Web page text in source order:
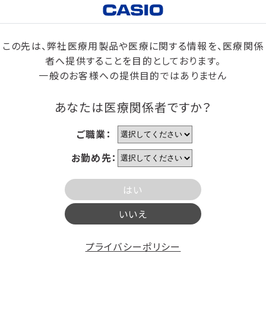
この先は、弊社医療用製品や医療に関する情報を、医療関係
者へ提供することを目的としております。
一般のお客様への提供目的ではありません
あなたは医療関係者ですか？
ご職業：
お勤め先：
はい
いいえ
プライバシーポリシー